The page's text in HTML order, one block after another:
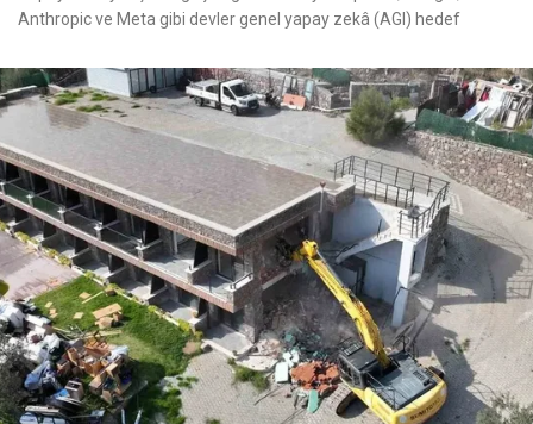
Anthropic ve Meta gibi devler genel yapay zekâ (AGI) hedef